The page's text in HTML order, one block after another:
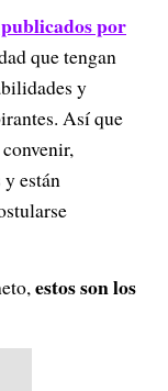
por
que tengan
y
Así que
están
estos son los